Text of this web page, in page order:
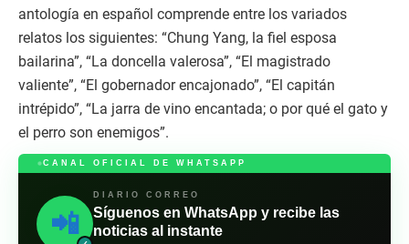
antología en español comprende entre los variados
relatos los siguientes: “Chung Yang, la fiel esposa
bailarina”, “La doncella valerosa”, “El magistrado
valiente”, “El gobernador encajonado”, “El capitán
intrépido”, “La jarra de vino encantada; o por qué el gato y
el perro son enemigos”.
CANAL OFICIAL DE WHATSAPP
📲
DIARIO CORREO
Síguenos en WhatsApp y recibe las
noticias al instante